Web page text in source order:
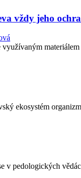
vždy jeho
ekosystém
v pedologických